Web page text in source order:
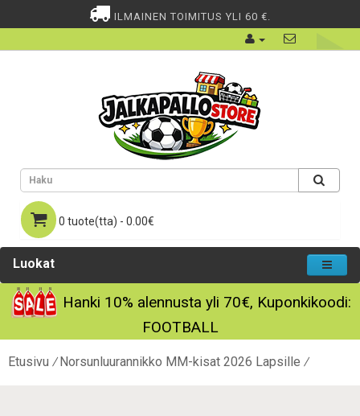
ILMAINEN TOIMITUS YLI 60 €.
0 tuote(tta) - 0.00€
Luokat
Hanki 10% alennusta yli 70€, Kuponkikoodi:
FOOTBALL
Etusivu Norsunluurannikko MM-kisat 2026 Lapsille